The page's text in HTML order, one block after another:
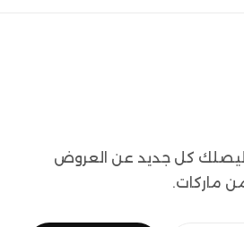
ليصلك كل جديد عن العروض
ماركات.